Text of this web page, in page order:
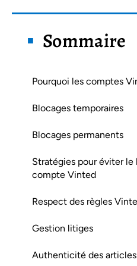
Sommaire
Pourquoi les comptes
Blocages temporaires
Blocages permanents
Stratégies pour éviter
compte Vinted
Respect des règles
Gestion litiges
Authenticité des articles